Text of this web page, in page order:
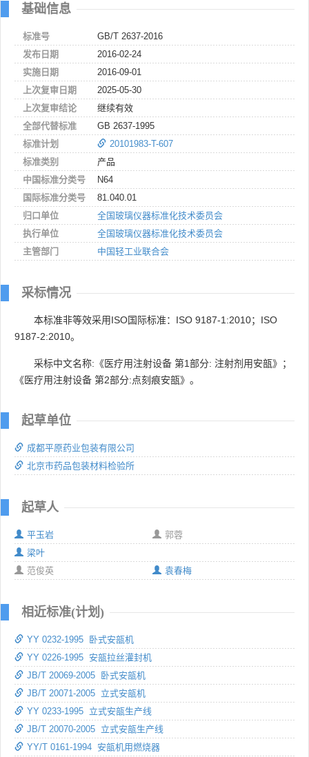
基础信息
标准号
GB/T 2637-2016
发布日期
2016-02-24
实施日期
2016-09-01
上次复审日期
2025-05-30
上次复审结论
继续有效
全部代替标准
GB 2637-1995
标准计划
20101983-T-607
标准类别
产品
中国标准分类号
N64
国际标准分类号
81.040.01
归口单位
全国玻璃仪器标准化技术委员会
执行单位
全国玻璃仪器标准化技术委员会
主管部门
中国轻工业联合会
采标情况
本标准非等效采用ISO国际标准：ISO 9187-1:2010；ISO
9187-2:2010。
采标中文名称:《医疗用注射设备 第1部分: 注射剂用安瓿》；
《医疗用注射设备 第2部分:点刻痕安瓿》。
起草单位
成都平原药业包装有限公司
北京市药品包装材料检验所
起草人
平玉岩
郭蓉
梁叶
范俊英
袁春梅
相近标准(计划)
YY 0232-1995 卧式安瓿机
YY 0226-1995 安瓿拉丝灌封机
JB/T 20069-2005 卧式安瓿机
JB/T 20071-2005 立式安瓿机
YY 0233-1995 立式安瓿生产线
JB/T 20070-2005 立式安瓿生产线
YY/T 0161-1994 安瓿机用燃烧器